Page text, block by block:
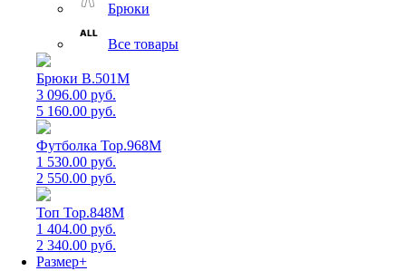
Брюки
Все товары
Брюки B.501M
3 096.00 руб.
5 160.00 руб.
Футболка Top.968M
1 530.00 руб.
2 550.00 руб.
Топ Top.848M
1 404.00 руб.
2 340.00 руб.
Размер+